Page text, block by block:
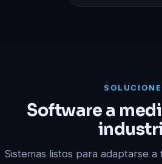
Software a
Sistemas listos para adaptarse